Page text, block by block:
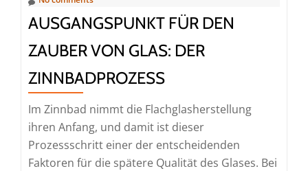
AUSGANGSPUNKT FÜR DEN
ZAUBER VON GLAS: DER
ZINNBADPROZESS
Im Zinnbad nimmt die Flachglasherstellung
ihren Anfang, und damit ist dieser
Prozessschritt einer der entscheidenden
Faktoren für die spätere Qualität des Glases. Bei